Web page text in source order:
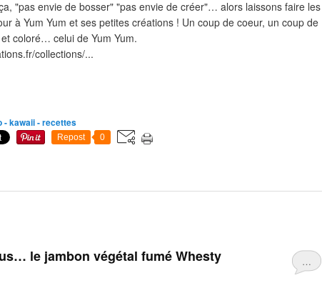
"pas envie de bosser" "pas envie de créer"… alors laissons faire les
à Yum Yum et ses petites créations ! Un coup de coeur, un coup de
coloré… celui de Yum Yum.
collections/...
- kawaii - recettes
Repost 0
…
le jambon végétal fumé Whesty